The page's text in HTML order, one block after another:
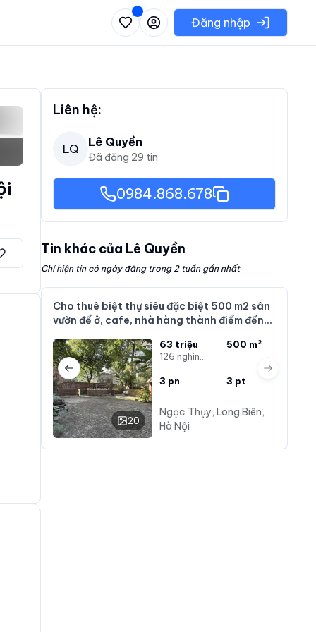
danh sách các khu vực có thể chọnĐăng nhập
Liên hệ:
LQ Lê Quyền
Đã đăng 29 tin
0984.868.678
Tin khác của Lê Quyền
Chỉ hiện tin có ngày đăng trong 2 tuần gần nhất
Cho thuê biệt thự siêu đặc biệt 500 m2 sân
vườn để ở, cafe, nhà hàng thành điểm đến
20
63 triệu
500 m²
3 pn 3 pt
Ngọc Thụy, Long Biên,
Hà Nội
Previous slide Next slide